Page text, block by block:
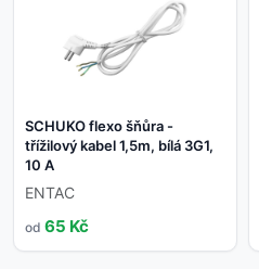
SCHUKO flexo šňůra -
třížilový kabel 1,5m, bílá 3G1,
10 A
ENTAC
od 65 Kč